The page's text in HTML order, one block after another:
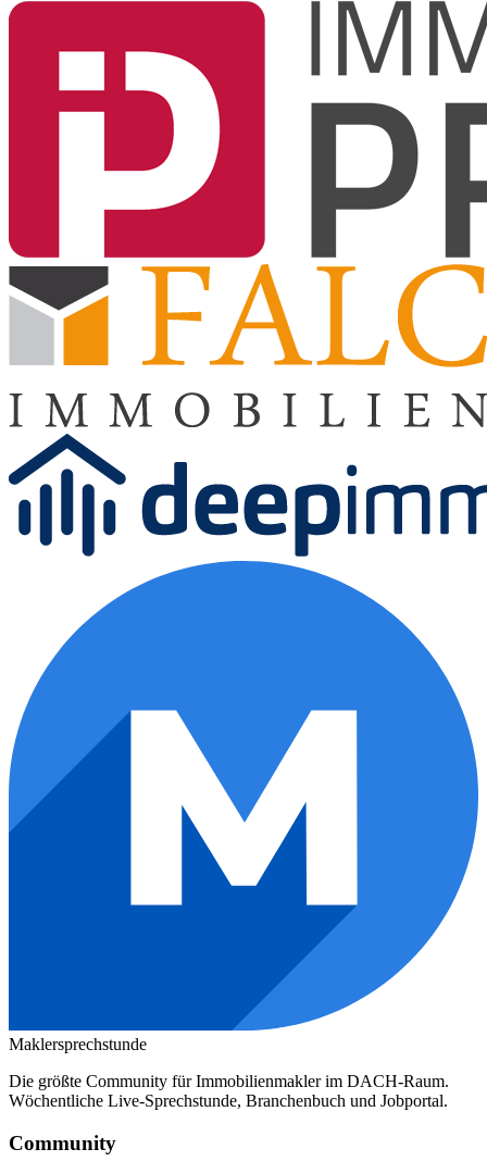
Maklersprechstunde
Die größte Community für Immobilienmakler im DACH-Raum.
Wöchentliche Live-Sprechstunde, Branchenbuch und Jobportal.
Community